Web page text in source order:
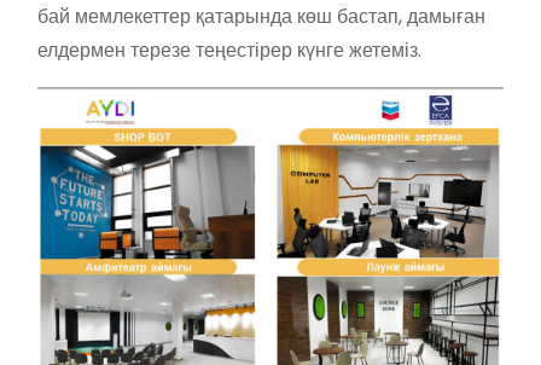
бай мемлекеттер қатарында көш бастап, дамыған
елдермен терезе теңестірер күнге жетеміз.